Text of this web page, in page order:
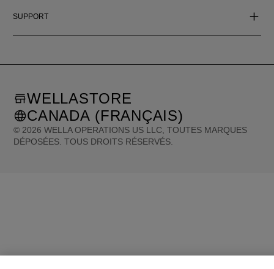
SUPPORT
© 2026 WELLA OPERATIONS US LLC, TOUTES MARQUES
DÉPOSÉES. TOUS DROITS RÉSERVÉS.
WELLASTORE
CANADA (FRANÇAIS)